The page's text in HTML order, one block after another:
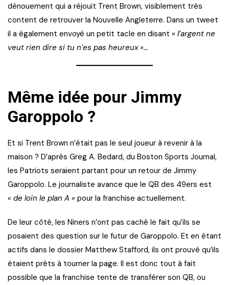
dénouement qui a réjouit Trent Brown, visiblement très
content de retrouver la Nouvelle Angleterre. Dans un tweet
il a également envoyé un petit tacle en disant « l’argent ne
veut rien dire si tu n’es pas heureux »…
Même idée pour Jimmy
Garoppolo ?
Et si Trent Brown n’était pas le seul joueur à revenir à la
maison ? D’après Greg A. Bedard, du Boston Sports Journal,
les Patriots seraient partant pour un retour de Jimmy
Garoppolo. Le journaliste avance que le QB des 49ers est
« de loin le plan A » pour la franchise actuellement.
De leur côté, les Niners n’ont pas caché le fait qu’ils se
posaient des question sur le futur de Garoppolo. Et en étant
actifs dans le dossier Matthew Stafford, ils ont prouvé qu’ils
étaient prêts à tourner la page. Il est donc tout à fait
possible que la franchise tente de transférer son QB, ou